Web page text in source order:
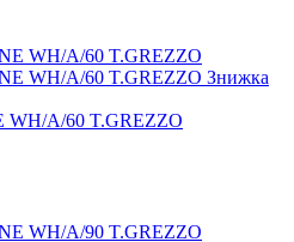
Знижка
A/60 T.GREZZO